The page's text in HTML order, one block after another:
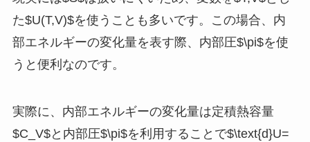
た$U(T,V)$を使うことも多いです。この場合、内
部エネルギーの変化量を表す際、内部圧$\pi$を使
うと便利なのです。
実際に、内部エネルギーの変化量は定積熱容量
$C_V$と内部圧$\pi$を利用することで$\text{d}U=